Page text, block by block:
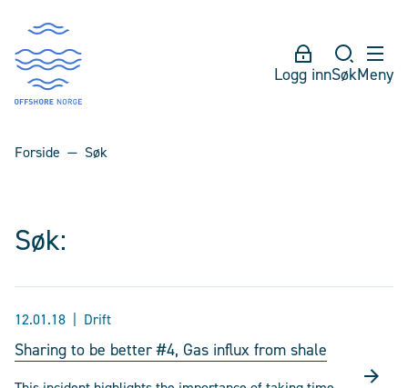
Logg innSøkMeny
Forside Søk
Søk:
12.01.18 Drift
Sharing to be better #4, Gas influx from shale